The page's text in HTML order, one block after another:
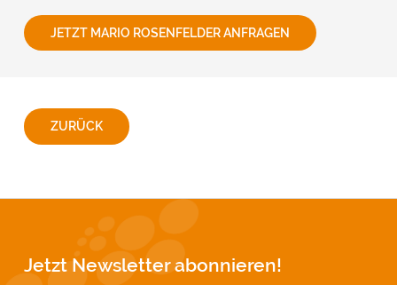
JETZT MARIO ROSENFELDER ANFRAGEN
ZURÜCK
Jetzt Newsletter abonnieren!